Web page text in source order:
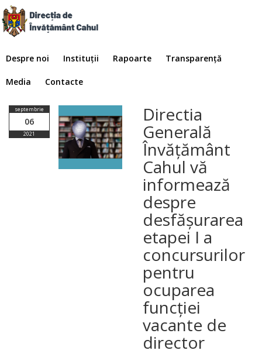
Despre noi Instituții Rapoarte Transparență
Media Contacte
septembrie
06
2021
Directia
Generală
Învățământ
Cahul vă
informează
despre
desfășurarea
etapei I a
concursurilor
pentru
ocuparea
funcției
vacante de
director